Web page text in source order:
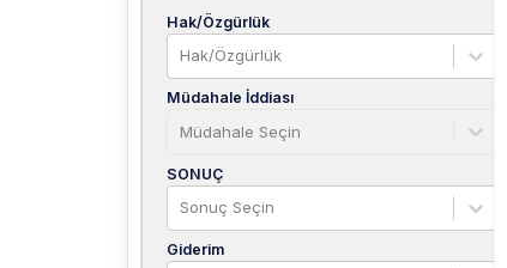
Hak/Özgürlük
Hak/Özgürlük
Müdahale İddiası
Müdahale Seçin
SONUÇ
Sonuç Seçin
Giderim